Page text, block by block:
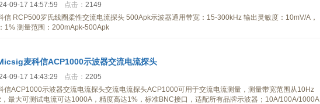
09-17 14:57:59 点击： 2149
信 RCP500罗氏线圈柔性交流电流探头 500Apk示波器通用带宽：15-300kHz 输出灵敏度：10mV/A，
1% 测量范围：200mApk-500Apk
麦科信ACP1000示波器交流电流探头
09-17 14:43:29 点击： 2205
信ACP1000示波器交流电流探头交流电流探头ACP1000可用于交流电流测量，测量带宽范围从10Hz
最大可测试电流可达1000A，精度高达1%，标准BNC接口，适配所有品牌示波器；10A/100A/1000A